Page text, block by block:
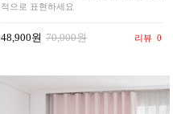
적으로 표현하세요
48,900원 70,000원 리뷰 0